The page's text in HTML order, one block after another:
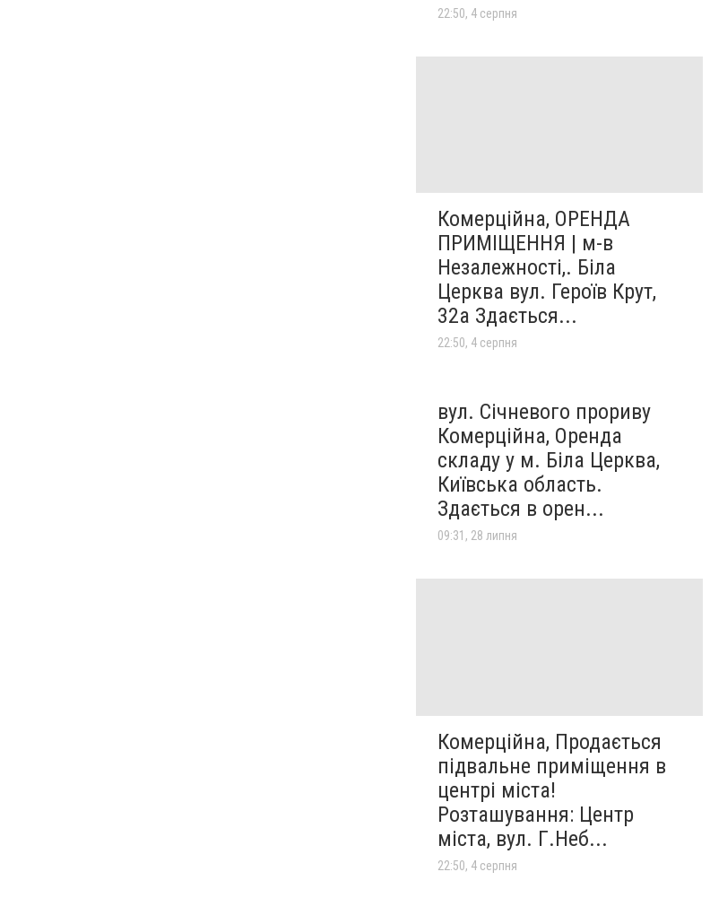
22:50, 4 серпня
Комерційна, ОРЕНДА
ПРИМІЩЕННЯ | м-в
Незалежності,. Біла
Церква вул. Героїв Крут,
32а Здається...
22:50, 4 серпня
вул. Січневого прориву
Комерційна, Оренда
складу у м. Біла Церква,
Київська область.
Здається в орен...
09:31, 28 липня
Комерційна, Продається
підвальне приміщення в
центрі міста!
Розташування: Центр
міста, вул. Г.Неб...
22:50, 4 серпня